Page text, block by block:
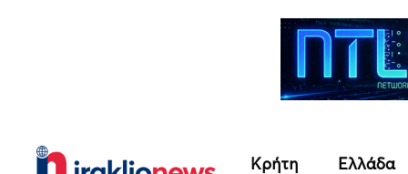
Κρήτη Ελλάδα